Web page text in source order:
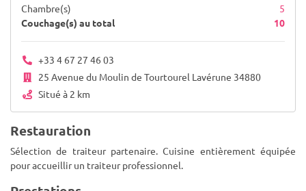
Chambre(s)
5
Couchage(s) au total
10
+33 4 67 27 46 03
25 Avenue du Moulin de Tourtourel Lavérune 34880
Situé à 2 km
Restauration
Sélection de traiteur partenaire. Cuisine entièrement équipée
pour accueillir un traiteur professionnel.